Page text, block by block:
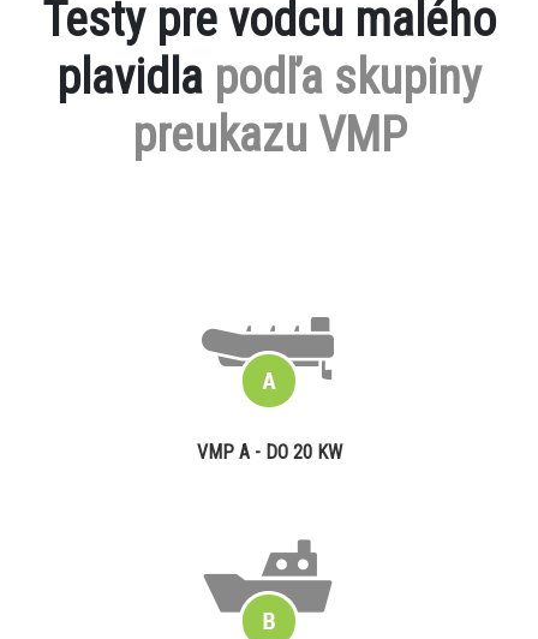
Testy pre vodcu malého
plavidla podľa skupiny
preukazu VMP
VMP A - DO 20 KW